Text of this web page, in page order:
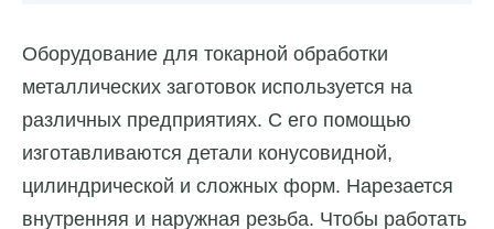
Оборудование для токарной обработки
металлических заготовок используется на
различных предприятиях. С его помощью
изготавливаются детали конусовидной,
цилиндрической и сложных форм. Нарезается
внутренняя и наружная резьба. Чтобы работать